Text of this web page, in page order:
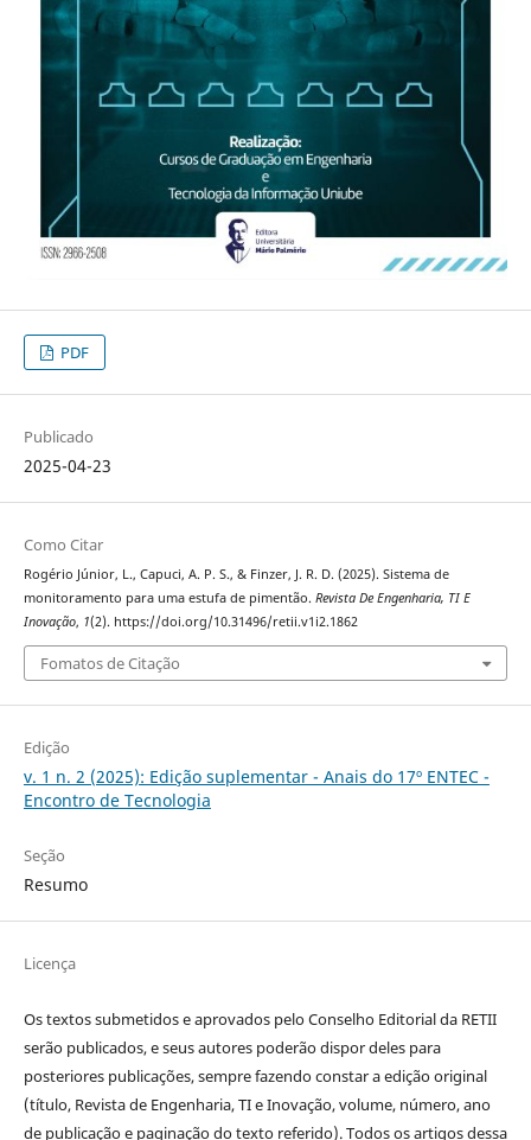
PDF
Publicado
2025-04-23
Como Citar
Rogério Júnior, L., Capuci, A. P. S., & Finzer, J. R. D. (2025). Sistema de
monitoramento para uma estufa de pimentão. Revista De Engenharia, TI E
Inovação, 1(2). https://doi.org/10.31496/retii.v1i2.1862
Fomatos de Citação
Edição
v. 1 n. 2 (2025): Edição suplementar - Anais do 17º ENTEC -
Encontro de Tecnologia
Seção
Resumo
Licença
Os textos submetidos e aprovados pelo Conselho Editorial da RETII
serão publicados, e seus autores poderão dispor deles para
posteriores publicações, sempre fazendo constar a edição original
(título, Revista de Engenharia, TI e Inovação, volume, número, ano
de publicação e paginação do texto referido). Todos os artigos dessa